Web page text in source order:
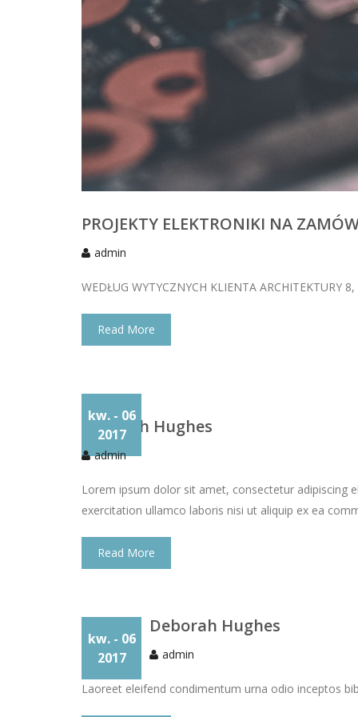
PROJEKTY ELEKTRONIKI NA
admin
WEDŁUG WYTYCZNYCH KLIENTA ARCHITEKTURY
Read More
kw. - 06
2017
Deborah Hughes
admin
Lorem ipsum dolor sit amet, consectetur adipiscing
exercitation ullamco laboris nisi ut aliquip ex ea
Read More
kw. - 06
2017
Deborah Hughes
admin
Laoreet eleifend condimentum urna odio inceptos